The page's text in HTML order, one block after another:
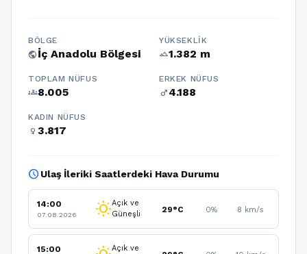
BÖLGE
publicİç Anadolu Bölgesi
YÜKSEKLIK
terrain1.382 m
TOPLAM NÜFUS
groups8.005
ERKEK NÜFUS
male4.188
KADIN NÜFUS
female 3.817
scheduleUlaş İleriki Saatlerdeki Hava Durumu
14:00
07.08.2026 wb_sunnyAçık ve
Güneşli
29°C 0% 8 km/s
15:00
Açık ve